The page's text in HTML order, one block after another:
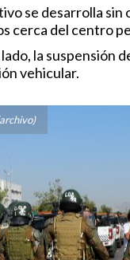
se desarrolla
cerca del centro
la suspensión
vehicular.